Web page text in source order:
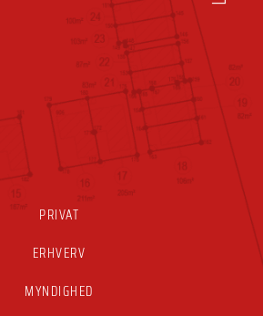
PRIVAT
ERHVERV
MYNDIGHED